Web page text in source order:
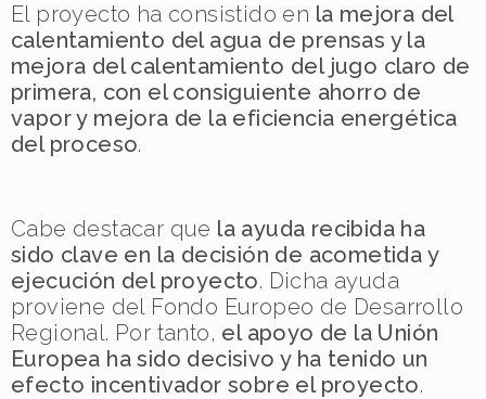
El proyecto ha consistido en la mejora del
calentamiento del agua de prensas y la
mejora del calentamiento del jugo claro de
primera, con el consiguiente ahorro de
vapor y mejora de la eficiencia energética
del proceso.
Cabe destacar que la ayuda recibida ha
sido clave en la decisión de acometida y
ejecución del proyecto. Dicha ayuda
proviene del Fondo Europeo de Desarrollo
Regional. Por tanto, el apoyo de la Unión
Europea ha sido decisivo y ha tenido un
efecto incentivador sobre el proyecto.